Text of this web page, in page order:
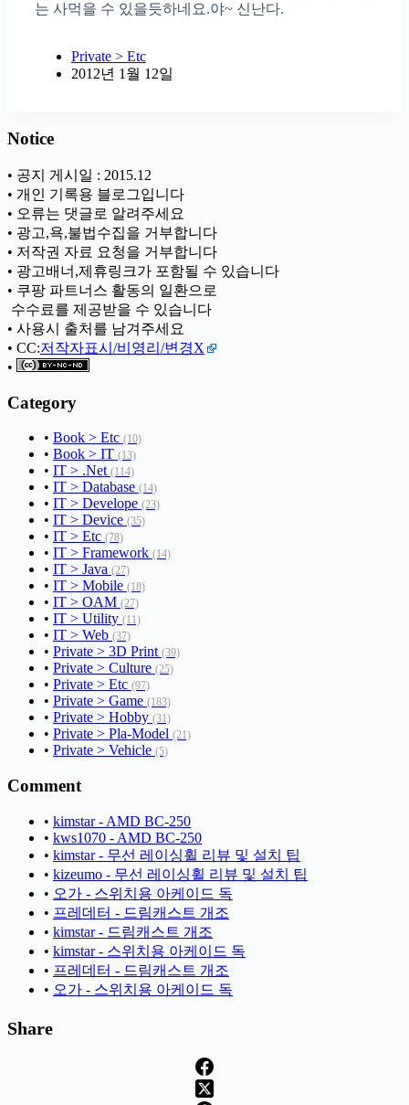
는 사먹을 수 있을듯하네요.야~ 신난다.
Private > Etc
2012년 1월 12일
Notice
• 공지 게시일 : 2015.12
• 개인 기록용 블로그입니다
• 오류는 댓글로 알려주세요
• 광고,욕,불법수집을 거부합니다
• 저작권 자료 요청을 거부합니다
• 광고배너,제휴링크가 포함될 수 있습니다
• 쿠팡 파트너스 활동의 일환으로
ㅤ 수수료를 제공받을 수 있습니다
• 사용시 출처를 남겨주세요
• CC:저작자표시/비영리/변경X
•
Category
• Book > Etc (10)
• Book > IT (13)
• IT > .Net (114)
• IT > Database (14)
• IT > Develope (23)
• IT > Device (35)
• IT > Etc (78)
• IT > Framework (14)
• IT > Java (27)
• IT > Mobile (18)
• IT > OAM (27)
• IT > Utility (11)
• IT > Web (37)
• Private > 3D Print (39)
• Private > Culture (25)
• Private > Etc (97)
• Private > Game (183)
• Private > Hobby (31)
• Private > Pla-Model (21)
• Private > Vehicle (5)
Comment
• kimstar - AMD BC-250
• kws1070 - AMD BC-250
• kimstar - 무선 레이싱휠 리뷰 및 설치 팁
• kizeumo - 무선 레이싱휠 리뷰 및 설치 팁
• 오가 - 스위치용 아케이드 독
• 프레데터 - 드림캐스트 개조
• kimstar - 드림캐스트 개조
• kimstar - 스위치용 아케이드 독
• 프레데터 - 드림캐스트 개조
• 오가 - 스위치용 아케이드 독
Share